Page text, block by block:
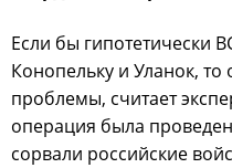
Если бы гипотетически
Конопельку и Уланок,
проблемы, считает
операция была
сорвали российские